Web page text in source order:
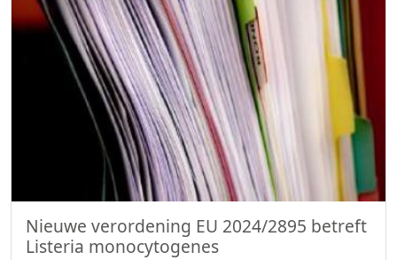
Nieuwe verordening EU 2024/2895 betreft
Listeria monocytogenes